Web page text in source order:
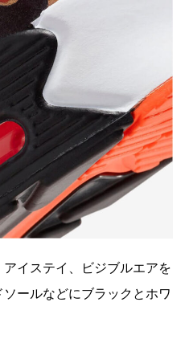
イステイ、ビジブルエアを
ールなどにブラックとホワ